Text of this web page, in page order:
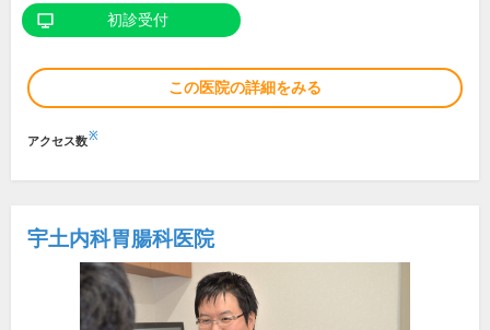
初診受付
この医院の詳細をみる
アクセス数※
宇土内科胃腸科医院